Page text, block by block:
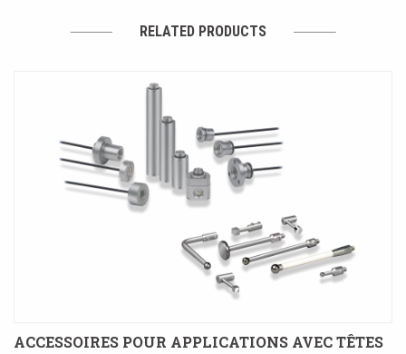
RELATED PRODUCTS
ACCESSOIRES POUR APPLICATIONS AVEC TÊTES